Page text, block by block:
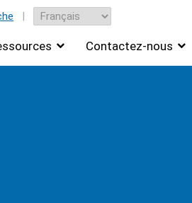
Contactez-nous
|